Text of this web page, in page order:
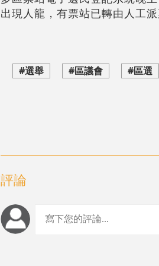
出現人龍，有票站已轉由人工
#選舉 #區議會 #區選
評論